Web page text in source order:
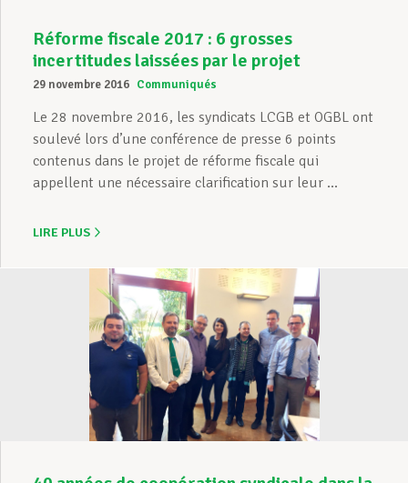
Réforme fiscale 2017 : 6 grosses
incertitudes laissées par le projet
29 novembre 2016 Communiqués
Le 28 novembre 2016, les syndicats LCGB et OGBL ont
soulevé lors d’une conférence de presse 6 points
contenus dans le projet de réforme fiscale qui
appellent une nécessaire clarification sur leur ...
LIRE PLUS